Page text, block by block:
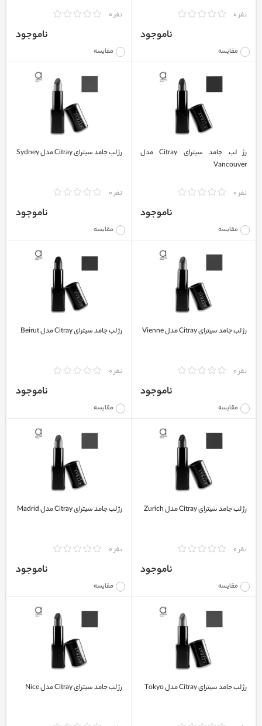
نفر 0
مقایسه
ناموجود
نفر 0
مقایسه
ناموجود
رژ لب جامد سیترای Citray مدل
Vancouver
نفر 0
مقایسه
ناموجود
رژ لب جامد سیترای Citray مدل Sydney
نفر 0
مقایسه
ناموجود
رژ لب جامد سیترای Citray مدل Vienne
نفر 0
مقایسه
ناموجود
رژ لب جامد سیترای Citray مدل Beirut
نفر 0
مقایسه
ناموجود
رژ لب جامد سیترای Citray مدل Zurich
نفر 0
مقایسه
ناموجود
رژ لب جامد سیترای Citray مدل Madrid
نفر 0
مقایسه
ناموجود
رژ لب جامد سیترای Citray مدل Tokyo رژ لب جامد سیترای Citray مدل Nice